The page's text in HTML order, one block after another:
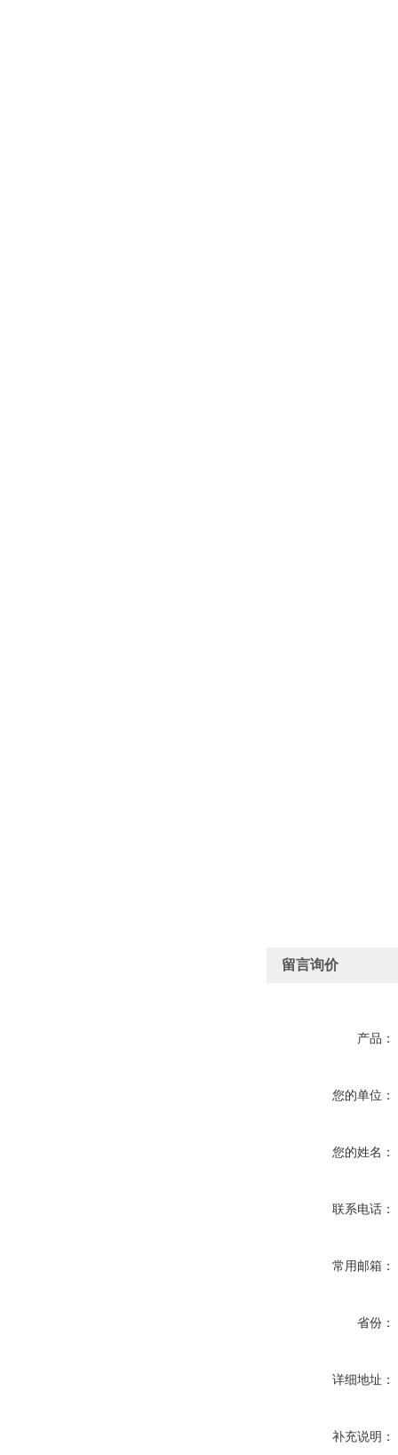
留言询价
产品：
您的单位：
您的姓名：
联系电话：
常用邮箱：
省份：
详细地址：
补充说明：